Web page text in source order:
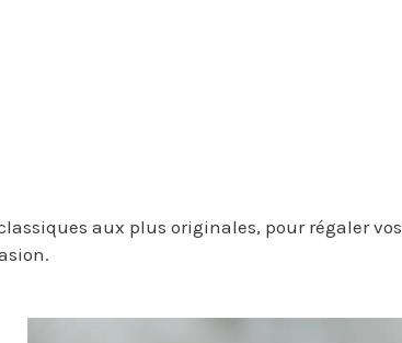
aux plus originales, pour régaler vos